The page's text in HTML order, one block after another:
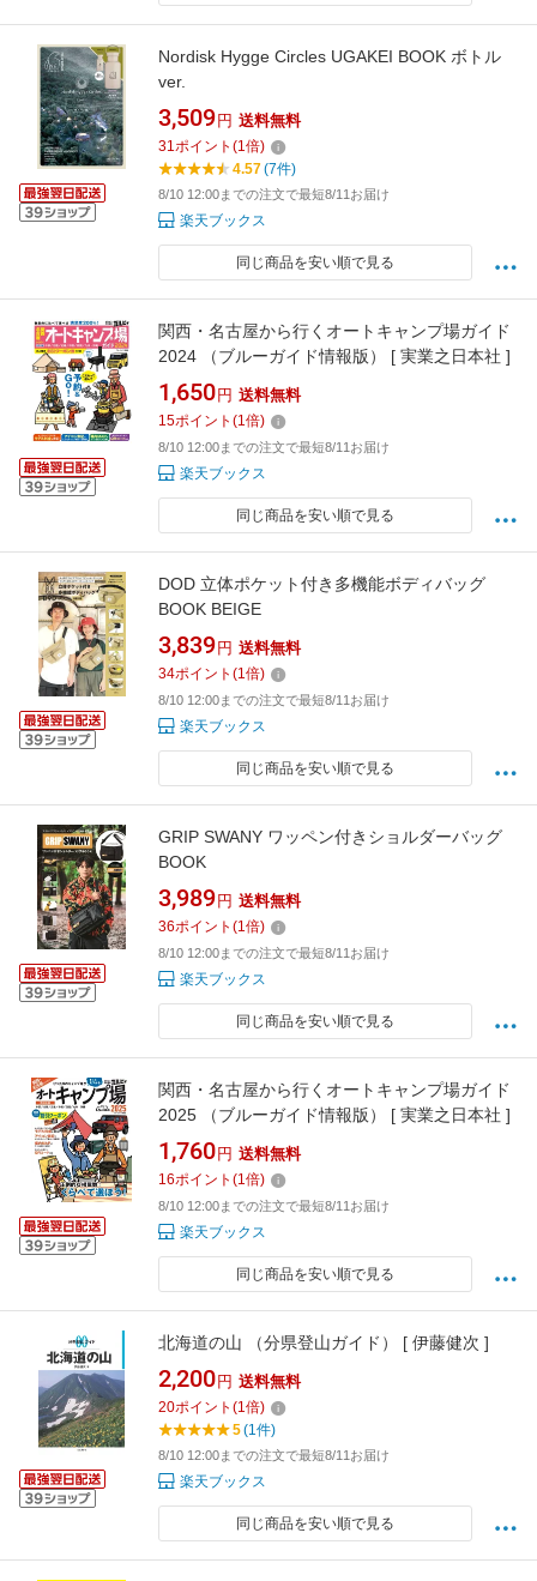
Nordisk Hygge Circles UGAKEI BOOK ボトル
ver.
3,509 円 送料無料
31ポイント (1倍)
4.57(7件)
8/10 12:00までの注文で最短8/11お届け
楽天ブックス
同じ商品を安い順で見る
関西・名古屋から行くオートキャンプ場ガイド
2024 （ブルーガイド情報版） [ 実業之日本社 ]
1,650 円 送料無料
15ポイント (1倍)
8/10 12:00までの注文で最短8/11お届け
楽天ブックス
同じ商品を安い順で見る
DOD 立体ポケット付き多機能ボディバッグ
BOOK BEIGE
3,839 円 送料無料
34ポイント (1倍)
8/10 12:00までの注文で最短8/11お届け
楽天ブックス
同じ商品を安い順で見る
GRIP SWANY ワッペン付きショルダーバッグ
BOOK
3,989 円 送料無料
36ポイント (1倍)
8/10 12:00までの注文で最短8/11お届け
楽天ブックス
同じ商品を安い順で見る
関西・名古屋から行くオートキャンプ場ガイド
2025 （ブルーガイド情報版） [ 実業之日本社 ]
1,760 円 送料無料
16ポイント (1倍)
8/10 12:00までの注文で最短8/11お届け
楽天ブックス
同じ商品を安い順で見る
北海道の山 （分県登山ガイド） [ 伊藤健次 ]
2,200 円 送料無料
20ポイント (1倍)
5(1件)
8/10 12:00までの注文で最短8/11お届け
楽天ブックス
同じ商品を安い順で見る